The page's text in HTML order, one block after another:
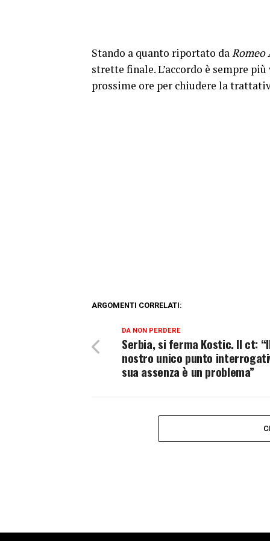
Stando a quanto riportato daRomeo
strette finale. L’accordo è sempre
prossime ore per chiudere la
ARGOMENTI CORRELATI:
DA NON PERDERE
Serbia, si ferma Kostic. Il ct:
nostro unico punto
sua assenza è un problema”